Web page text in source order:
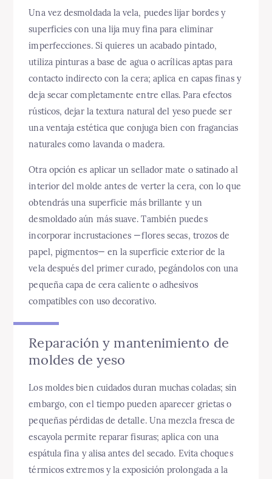
Una vez desmoldada la vela, puedes lijar bordes y
superficies con una lija muy fina para eliminar
imperfecciones. Si quieres un acabado pintado,
utiliza pinturas a base de agua o acrílicas aptas para
contacto indirecto con la cera; aplica en capas finas y
deja secar completamente entre ellas. Para efectos
rústicos, dejar la textura natural del yeso puede ser
una ventaja estética que conjuga bien con fragancias
naturales como lavanda o madera.
Otra opción es aplicar un sellador mate o satinado al
interior del molde antes de verter la cera, con lo que
obtendrás una superficie más brillante y un
desmoldado aún más suave. También puedes
incorporar incrustaciones —flores secas, trozos de
papel, pigmentos— en la superficie exterior de la
vela después del primer curado, pegándolos con una
pequeña capa de cera caliente o adhesivos
compatibles con uso decorativo.
Reparación y mantenimiento de
moldes de yeso
Los moldes bien cuidados duran muchas coladas; sin
embargo, con el tiempo pueden aparecer grietas o
pequeñas pérdidas de detalle. Una mezcla fresca de
escayola permite reparar fisuras; aplica con una
espátula fina y alisa antes del secado. Evita choques
térmicos extremos y la exposición prolongada a la